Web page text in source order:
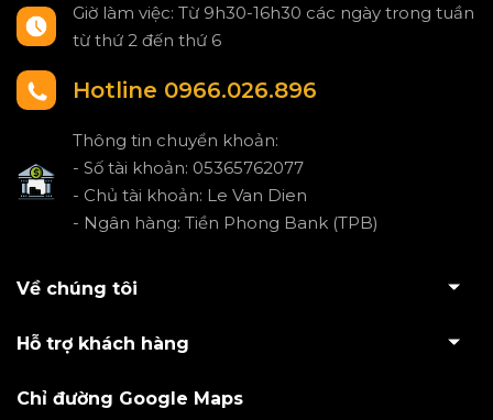
Giờ làm việc: Từ 9h30-16h30 các ngày trong tuần
từ thứ 2 đến thứ 6
Hotline 0966.026.896
Thông tin chuyển khoản:
- Số tài khoản: 05365762077
- Chủ tài khoản: Le Van Dien
- Ngân hàng: Tiền Phong Bank (TPB)
Về chúng tôi
Hỗ trợ khách hàng
Chỉ đường Google Maps